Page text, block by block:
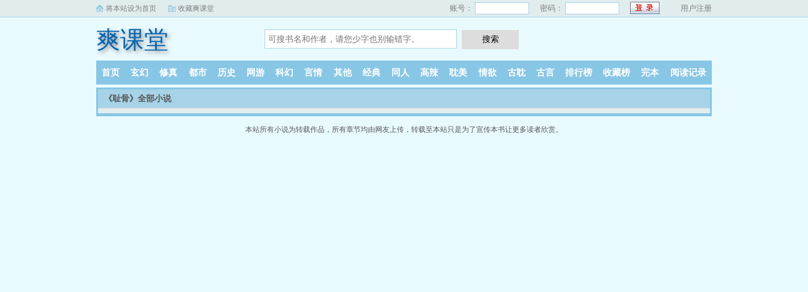
将本站设为首页 收藏爽课堂 账号： 密码： 用户注册
爽课堂
首页 玄幻 修真 都市 历史 网游 科幻 言情 其他 经典 同人 高辣 耽美 情欲 古耽 古言 排行榜 收藏榜 完本 阅读记录
《耻骨》全部小说
本站所有小说为转载作品，所有章节均由网友上传，转载至本站只是为了宣传本书让更多读者欣赏。